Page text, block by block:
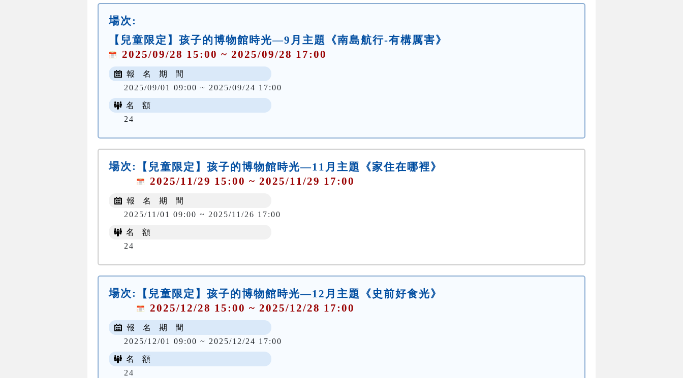
場次:
【兒童限定】孩子的博物館時光—9月主題《南島航行-有構厲害》
2025/09/28 15:00 ~ 2025/09/28 17:00
報 名 期 間
2025/09/01 09:00 ~ 2025/09/24 17:00
名 額
24
場次:
【兒童限定】孩子的博物館時光—11月主題《家住在哪裡》
2025/11/29 15:00 ~ 2025/11/29 17:00
報 名 期 間
2025/11/01 09:00 ~ 2025/11/26 17:00
名 額
24
場次:
【兒童限定】孩子的博物館時光—12月主題《史前好食光》
2025/12/28 15:00 ~ 2025/12/28 17:00
報 名 期 間
2025/12/01 09:00 ~ 2025/12/24 17:00
名 額
24